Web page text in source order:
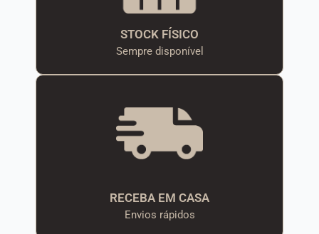
STOCK FÍSICO
Sempre disponível
RECEBA EM CASA
Envios rápidos